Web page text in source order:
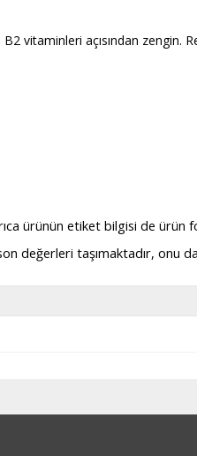
vitaminleri açısından zengin.
ürünün etiket bilgisi de ürün
değerleri taşımaktadır, onu